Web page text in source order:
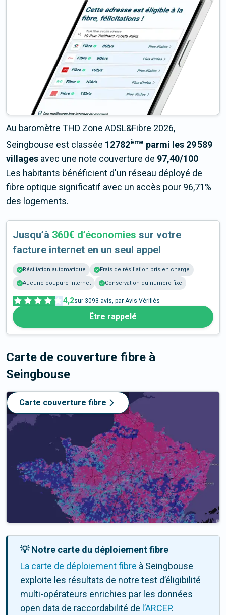
Au baromètre THD Zone ADSL&Fibre 2026,
Seingbouse est classée 12782ème parmi les 29 589
villages avec une note couverture de 97,40/100
Les habitants bénéficient d'un réseau déployé de
fibre optique significatif avec un accès pour 96,71%
des logements.
Jusqu’à 360€ d’économies sur votre
facture internet en un seul appel
Résiliation automatique
Frais de résiliation pris en charge
Aucune coupure internet
Conservation du numéro fixe
4,2sur 3093 avis, par Avis Vérifiés
Être rappelé
Carte de couverture fibre à
Seingbouse
Carte couverture fibre
💡 Notre carte du déploiement fibre
La carte de déploiement fibre à Seingbouse
exploite les résultats de notre test d’éligibilité
multi-opérateurs enrichies par les données
open data de raccordabilité de l’ARCEP.